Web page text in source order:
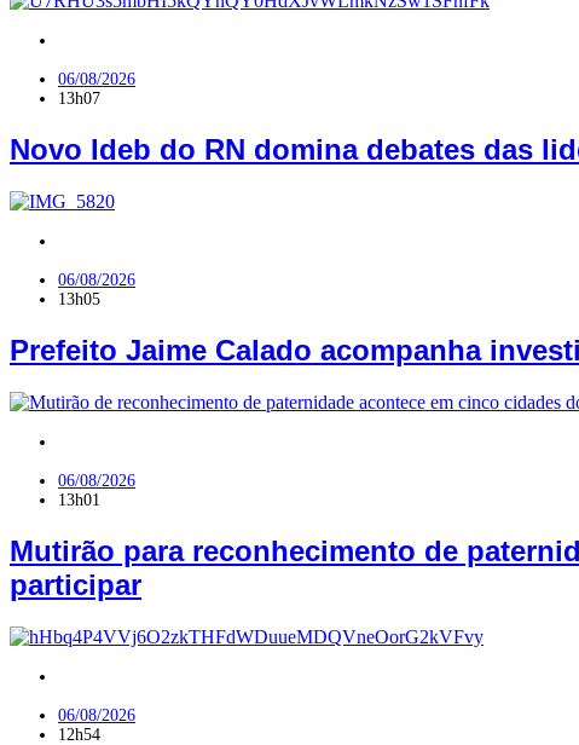
06/08/2026
13h07
Novo Ideb do RN domina debates das
06/08/2026
13h05
Prefeito Jaime Calado acompanha
06/08/2026
13h01
Mutirão para reconhecimento de
participar
06/08/2026
12h54